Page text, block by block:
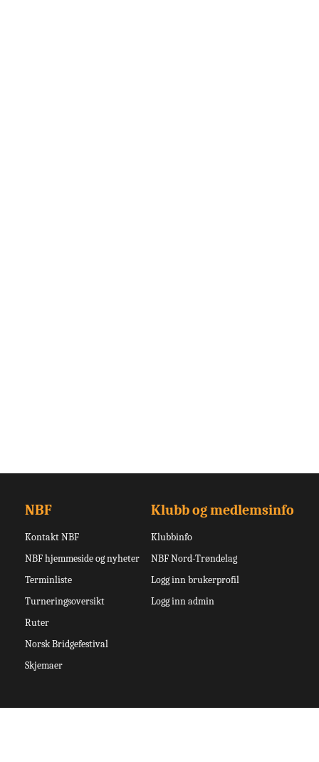
NBF
Kontakt NBF
NBF hjemmeside og nyheter
Terminliste
Turneringsoversikt
Ruter
Norsk Bridgefestival
Skjemaer
Klubb og medlemsinfo
Klubbinfo
NBF Nord-Trøndelag
Logg inn brukerprofil
Logg inn admin